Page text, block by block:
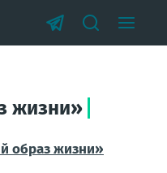
жизни»
образ жизни»